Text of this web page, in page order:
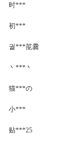
时***
初***
궡***旕爨
丶***丶
猫***の
小***
贴***25